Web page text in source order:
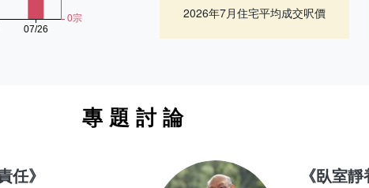
2026年7月住宅平均成交呎價
專題討論
任》 《臥室